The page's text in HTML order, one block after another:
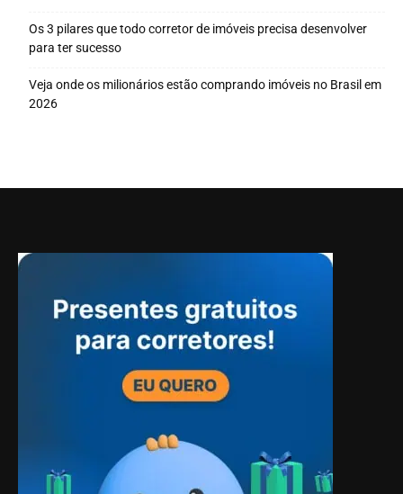
Os 3 pilares que todo corretor de imóveis precisa desenvolver
para ter sucesso
Veja onde os milionários estão comprando imóveis no Brasil em
2026